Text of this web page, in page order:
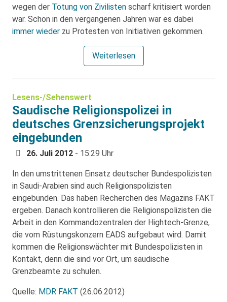
wegen der Tötung von Zivilisten scharf kritisiert worden
war. Schon in den vergangenen Jahren war es dabei
immer wieder zu Protesten von Initiativen gekommen.
Weiterlesen
Lesens-/Sehenswert
Saudische Religionspolizei in
deutsches Grenzsicherungsprojekt
eingebunden
26. Juli 2012 - 15:29 Uhr
In den umstrittenen Einsatz deutscher Bundespolizisten
in Saudi-Arabien sind auch Religionspolizisten
eingebunden. Das haben Recherchen des Magazins FAKT
ergeben. Danach kontrollieren die Religionspolizisten die
Arbeit in den Kommandozentralen der Hightech-Grenze,
die vom Rüstungskonzern EADS aufgebaut wird. Damit
kommen die Religionswächter mit Bundespolizisten in
Kontakt, denn die sind vor Ort, um saudische
Grenzbeamte zu schulen.
Quelle: MDR FAKT (26.06.2012)